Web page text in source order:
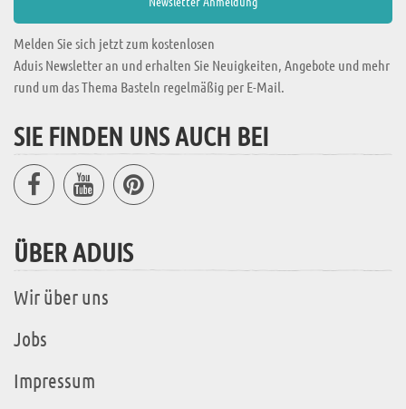
Melden Sie sich jetzt zum kostenlosen
Aduis Newsletter an und erhalten Sie Neuigkeiten, Angebote und mehr
rund um das Thema Basteln regelmäßig per E-Mail.
SIE FINDEN UNS AUCH BEI
ÜBER ADUIS
Wir über uns
Jobs
Impressum